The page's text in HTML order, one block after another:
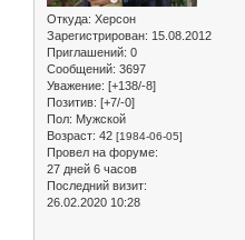
Откуда: Херсон
Зарегистрирован: 15.08.2012
Приглашений: 0
Сообщений: 3697
Уважение: [+138/-8]
Позитив: [+7/-0]
Пол: Мужской
Возраст: 42 [1984-06-05]
Провел на форуме:
27 дней 6 часов
Последний визит:
26.02.2020 10:28